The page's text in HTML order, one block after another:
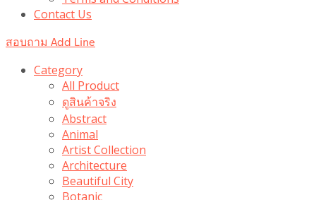
Contact Us
สอบถาม Add Line
Category
All Product
ดูสินค้าจริง
Abstract
Animal
Artist Collection
Architecture
Beautiful City
Botanic